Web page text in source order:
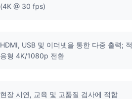
(4K @ 30 fps)
HDMI, USB 및 이더넷을 통한 다중 출력; 적
응형 4K/1080p 전환
현장 시연, 교육 및 고품질 검사에 적합